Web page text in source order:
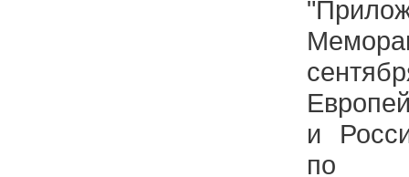
и
по